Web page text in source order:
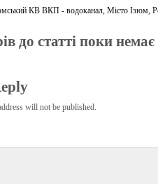
КВ ВКП - водоканал ,Місто Ізюм ,
до статті поки немає
will not be published.